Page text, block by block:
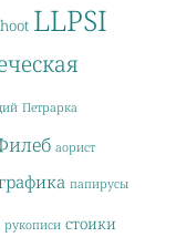
LLPSI
Петрарка
аорист
папирусы
рукописи стоики